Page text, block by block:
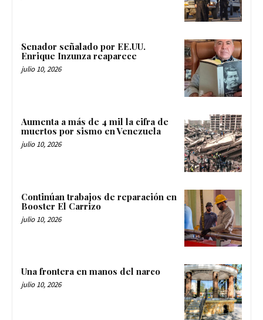
Senador señalado por EE.UU.
Enrique Inzunza reaparece
julio 10, 2026
Aumenta a más de 4 mil la cifra de
muertos por sismo en Venezuela
julio 10, 2026
Continúan trabajos de reparación en
Booster El Carrizo
julio 10, 2026
Una frontera en manos del narco
julio 10, 2026